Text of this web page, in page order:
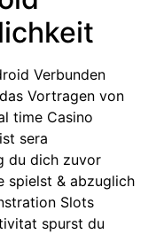
Verbunden
Vortragen von
time Casino
sera
du dich zuvor
spielst & abzuglich
Slots
spurst du